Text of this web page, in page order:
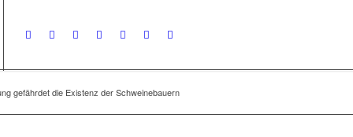
gefährdet die Existenz der Schweinebauern